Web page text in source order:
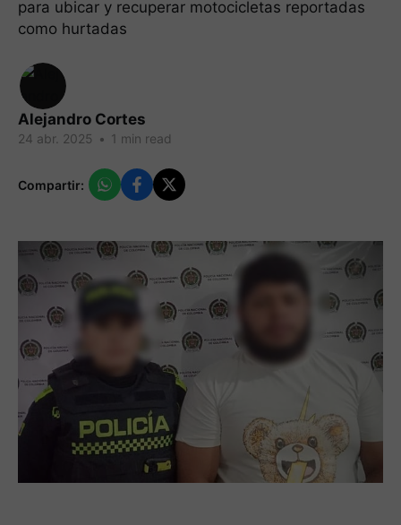
para ubicar y recuperar motocicletas reportadas
como hurtadas
Alejandro Cortes
24 abr. 2025 • 1 min read
Compartir: